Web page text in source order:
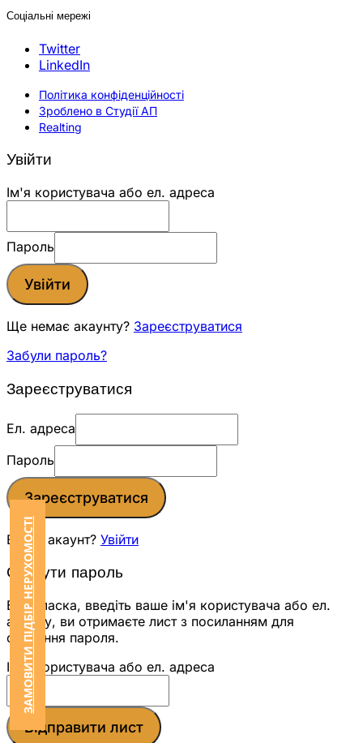
Соціальні мережі
Twitter
LinkedIn
Політика конфіденційності
Зроблено в Студії АП
Realting
ЗАМОВИТИ ПІДБІР НЕРУХОМОСТІ
Увійти
Ім'я користувача або ел. адреса
Пароль
Увійти
Ще немає акаунту? Зареєструватися
Забули пароль?
Зареєструватися
Ел. адреса
Пароль
Зареєструватися
Вже є акаунт? Увійти
Скинути пароль
Будь ласка, введіть ваше ім'я користувача або ел.
адресу, ви отримаєте лист з посиланням для
скидання пароля.
Ім'я користувача або ел. адреса
Відправити лист